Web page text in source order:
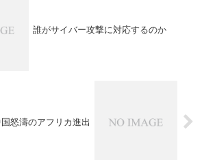
誰がサイバー攻撃に対応するのか
怒濤のアフリカ進出